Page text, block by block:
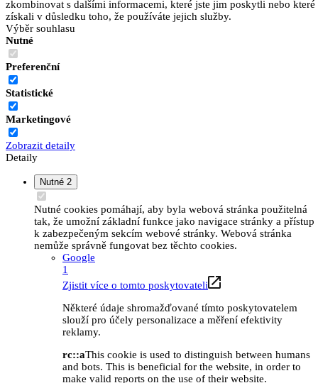
zkombinovat s dalšími informacemi, které jste jim poskytli nebo které
získali v důsledku toho, že používáte jejich služby.
Výběr souhlasu
Nutné
Preferenční
Statistické
Marketingové
Zobrazit detaily
Detaily
Nutné 2
Nutné cookies pomáhají, aby byla webová stránka použitelná
tak, že umožní základní funkce jako navigace stránky a přístup
k zabezpečeným sekcím webové stránky. Webová stránka
nemůže správně fungovat bez těchto cookies.
Google
1
Zjistit více o tomto poskytovateli
Některé údaje shromažďované tímto poskytovatelem
slouží pro účely personalizace a měření efektivity
reklamy.
rc::aThis cookie is used to distinguish between humans
and bots. This is beneficial for the website, in order to
make valid reports on the use of their website.